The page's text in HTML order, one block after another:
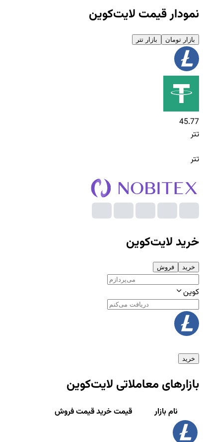
نمودار قیمت لایت‌کوین
بازار تومان بازار تتر
45.77
تتر
تتر
خرید لایت‌کوین
خرید فروش
کوین
خرید
بازارهای معاملاتی لایت‌کوین
نام بازار قیمت خریدقیمت فروش